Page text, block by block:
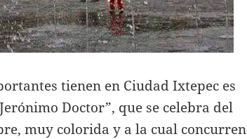
tienen en Ciudad Ixtepec es
Doctor”, que se celebra del
muy colorida y a la cual concurren